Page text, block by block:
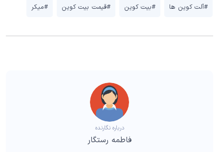
#آلت کوین ها #بیت کوین #قیمت بیت کوین #میکر
درباره نگارنده
فاطمه رستگار